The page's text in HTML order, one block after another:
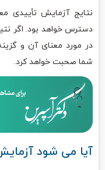
نتایج آزمایش تأییدی
دسترس خواهد بود. اگر
در مورد معنای آن و
شما صحبت خواهد کرد.
آیا می شود